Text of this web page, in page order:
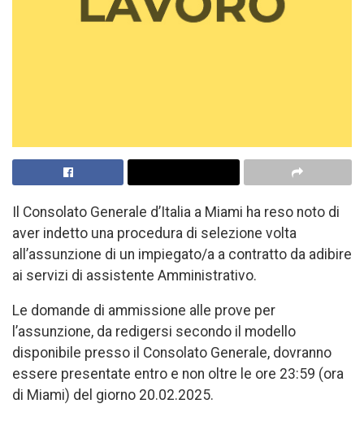
Il Consolato Generale d’Italia a Miami ha reso noto di
aver indetto una procedura di selezione volta
all’assunzione di un impiegato/a a contratto da adibire
ai servizi di assistente Amministrativo.
Le domande di ammissione alle prove per
l’assunzione, da redigersi secondo il modello
disponibile presso il Consolato Generale, dovranno
essere presentate entro e non oltre le ore 23:59 (ora
di Miami) del giorno 20.02.2025.